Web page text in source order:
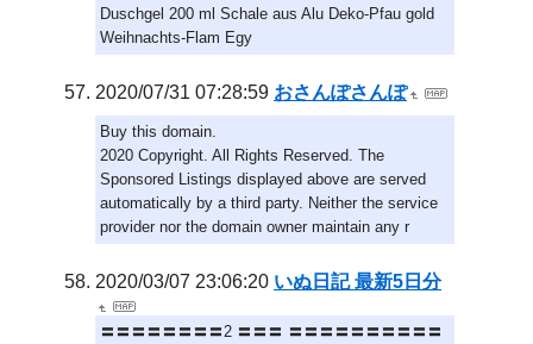
Duschgel 200 ml Schale aus Alu Deko-Pfau gold
Weihnachts-Flam Egy
2020/07/31 07:28:59 おさんぽさんぽ
Buy this domain.
2020 Copyright. All Rights Reserved. The
Sponsored Listings displayed above are served
automatically by a third party. Neither the service
provider nor the domain owner maintain any r
2020/03/07 23:06:20 いぬ日記 最新5日分
〓〓〓〓〓〓〓〓2 〓〓〓 〓〓〓〓〓〓〓〓〓〓